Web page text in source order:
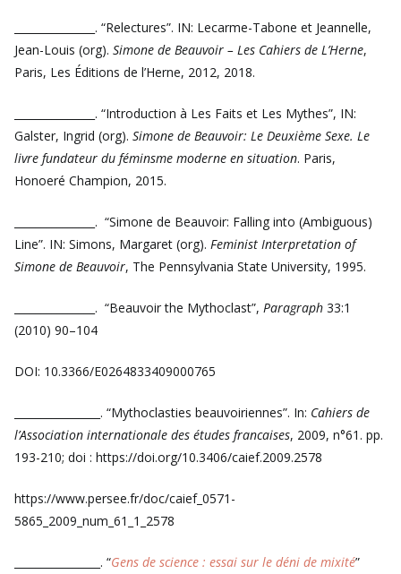
_______________. “Relectures”. IN: Lecarme-Tabone et Jeannelle,
Jean-Louis (org). Simone de Beauvoir – Les Cahiers de L’Herne,
Paris, Les Éditions de l’Herne, 2012, 2018.
_______________. “Introduction à Les Faits et Les Mythes”, IN:
Galster, Ingrid (org). Simone de Beauvoir: Le Deuxième Sexe. Le
livre fundateur du féminsme moderne en situation. Paris,
Honoeré Champion, 2015.
_______________. “Simone de Beauvoir: Falling into (Ambiguous)
Line”. IN: Simons, Margaret (org). Feminist Interpretation of
Simone de Beauvoir, The Pennsylvania State University, 1995.
_______________. “Beauvoir the Mythoclast”, Paragraph 33:1
(2010) 90–104
DOI: 10.3366/E0264833409000765
________________. “Mythoclasties beauvoiriennes”. In: Cahiers de
l’Association internationale des études francaises, 2009, n°61. pp.
193-210; doi : https://doi.org/10.3406/caief.2009.2578
https://www.persee.fr/doc/caief_0571-
5865_2009_num_61_1_2578
________________. “Gens de science : essai sur le déni de mixité”